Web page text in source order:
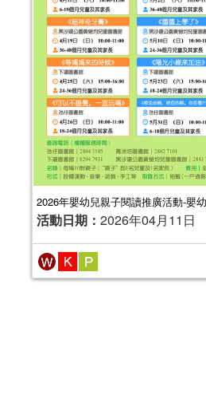
2026年嬰幼兒親子閱讀推廣活動-嬰
活動日期： 2026年04月11日